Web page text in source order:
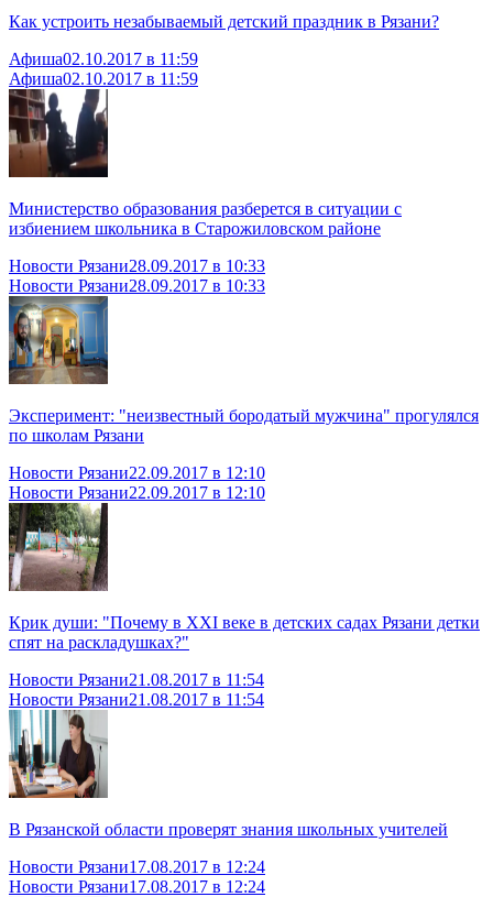
Как устроить незабываемый детский праздник в Рязани?
Афиша02.10.2017 в 11:59
Афиша02.10.2017 в 11:59
Министерство образования разберется в ситуации с
избиением школьника в Старожиловском районе
Новости Рязани28.09.2017 в 10:33
Новости Рязани28.09.2017 в 10:33
Эксперимент: "неизвестный бородатый мужчина" прогулялся
по школам Рязани
Новости Рязани22.09.2017 в 12:10
Новости Рязани22.09.2017 в 12:10
Крик души: "Почему в XXI веке в детских садах Рязани детки
спят на раскладушках?"
Новости Рязани21.08.2017 в 11:54
Новости Рязани21.08.2017 в 11:54
В Рязанской области проверят знания школьных учителей
Новости Рязани17.08.2017 в 12:24
Новости Рязани17.08.2017 в 12:24